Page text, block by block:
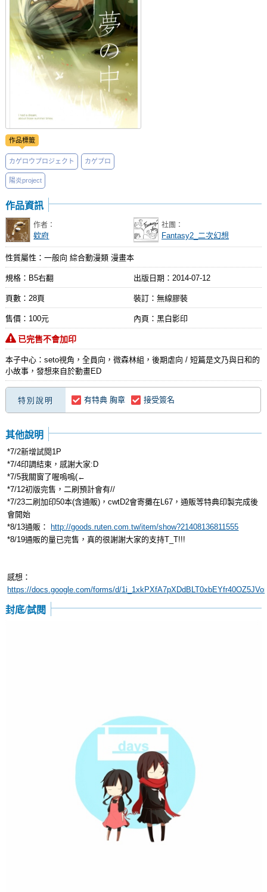
作品標籤
カゲロウプロジェクト カゲプロ
陽炎project
作品資訊
作者：
欸府
社團：
Fantasy2_二次幻想
性質屬性：一般向 綜合動漫類 漫畫本
規格：B5右翻 出版日期： 2014-07-12
頁數：28頁 裝訂：無線膠裝
售價：100元 內頁：黑白影印
已完售不會加印
本子中心：seto視角，全員向，微森林組，後期虐向 / 短篇是文乃與日和的
小故事，發想來自於動畫ED
特別說明 有特典 胸章 接受簽名
其他說明
*7/2新增試閱1P
*7/4印調結束，感謝大家:D
*7/5我關窗了喔嗚嗚(←
*7/12初版完售，二刷預計會有//
*7/23二刷加印50本(含通販)，cwtD2會寄攤在L67，通販等特典印製完成後
會開始
*8/13通販：
http://goods.ruten.com.tw/item/show?21408136811555
*8/19通販的量已完售，真的很謝謝大家的支持T_T!!!
感想：
https://docs.google.com/forms/d/
封底/試閱